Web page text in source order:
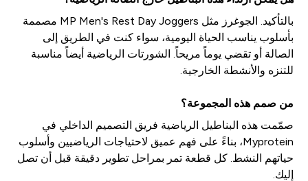
بالتأكيد. الجوغرز مثل MP Men's Rest Day Joggers مصممة
بأسلوب يناسب الحياة اليومية، سواء كنت في الطريق إلى
الصالة أو تقضي يوماً مريحاً. الشورتات الرياضية أيضاً مناسبة
للتنزه والأنشطة الخارجية.
من صمم هذه المجموعة؟
صمّمت هذه البناطيل الرياضية فريق التصميم الداخلي في
Myprotein، بناءً على فهم عميق لاحتياجات الرياضيين وأسلوب
حياتهم النشط. كل قطعة تمر بمراحل تطوير دقيقة قبل أن تصل
إليك.